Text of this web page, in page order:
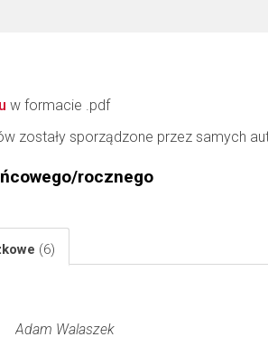
w formacie .pdf
zostały sporządzone przez samych
rocznego
(6)
Adam Walaszek